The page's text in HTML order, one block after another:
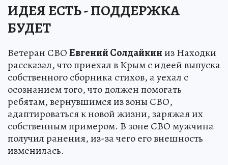
ИДЕЯ ЕСТЬ - ПОДДЕРЖКА
БУДЕТ
Ветеран СВОЕвгений Солдайкиниз Находки
рассказал, что приехал в Крым с идеей выпуска
собственного сборника стихов, а уехал с
осознанием того, что должен помогать
ребятам, вернувшимся из зоны СВО,
адаптироваться к новой жизни, заряжая их
собственным примером. В зоне СВО мужчина
получил ранения, из-за чего его внешность
изменилась.